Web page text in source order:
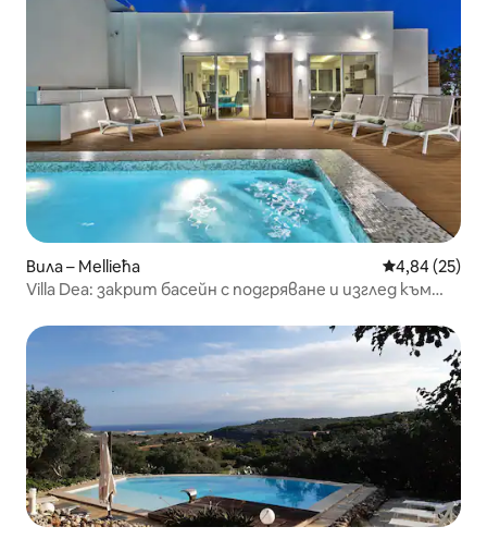
Вила – Mellieħa Средна
4,84 (25)
Villa Dea: закрит басейн с подгряване и изглед към